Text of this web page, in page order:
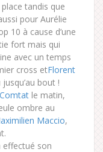
tandis que
pour Aurélie
10 à cause d’une
fort mais qui
avec un temps
cross etFlorent
bout !
le matin,
ombre au
Maccio,
effectué son